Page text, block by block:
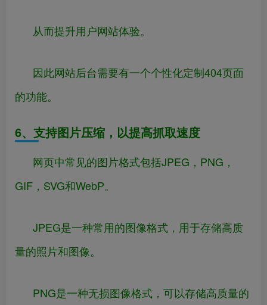
从而提升用户网站体验。
因此网站后台需要有一个个性化定制404页面
的功能。
6、支持图片压缩，以提高抓取速度
网页中常见的图片格式包括JPEG，PNG，
GIF，SVG和WebP。
JPEG是一种常用的图像格式，用于存储高质
量的照片和图像。
PNG是一种无损图像格式，可以存储高质量的